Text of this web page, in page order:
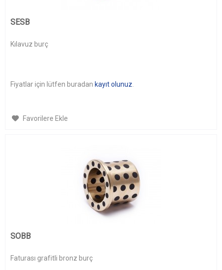
SESB
Kılavuz burç
Fiyatlar için lütfen buradan kayıt olunuz
Favorilere Ekle
SOBB
Faturası grafitli bronz burç